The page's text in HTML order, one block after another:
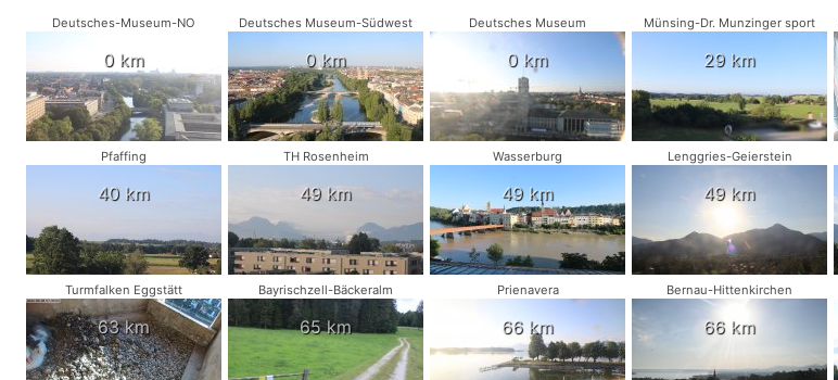
Deutsches-Museum-NO
0 km
Deutsches Museum-Südwest
0 km
Deutsches Museum
0 km
Münsing-Dr. Munzinger sport
29 km
Pfaffing
40 km
TH Rosenheim
49 km
Wasserburg
49 km
Lenggries-Geierstein
49 km
Turmfalken Eggstätt
63 km
Bayrischzell-Bäckeralm
65 km
Prienavera
66 km
Bernau-Hittenkirchen
66 km